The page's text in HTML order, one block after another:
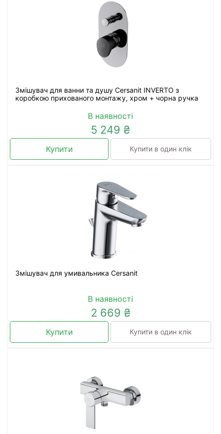
Змішувач для ванни та душу Cersanit INVERTO з
коробкою прихованого монтажу, хром + чорна ручка
В наявності
5 249 ₴
Купити Купити в один клік
Змішувач для умивальника Cersanit
В наявності
2 669 ₴
Купити Купити в один клік